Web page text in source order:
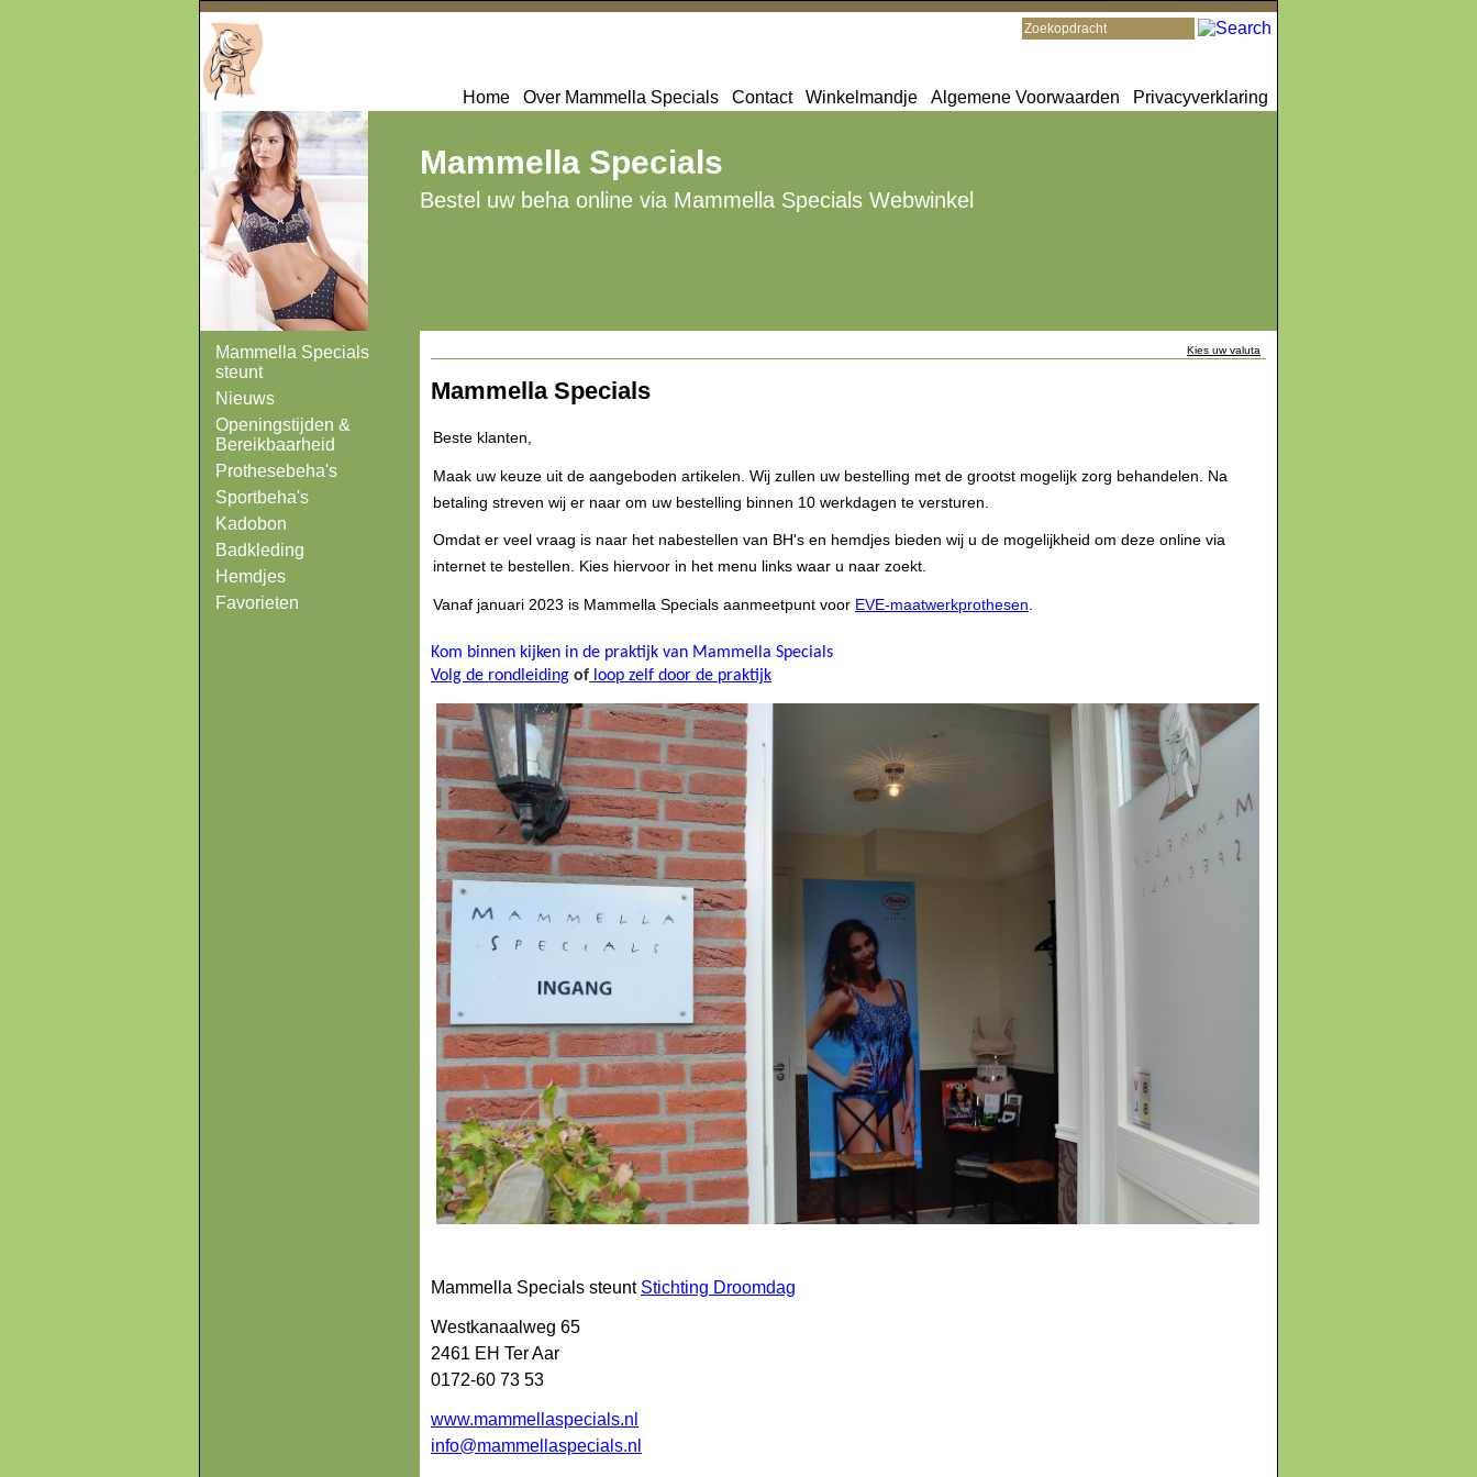
Mammella Specials
Bestel uw beha online via Mammella Specials Webwinkel
Home Over Mammella Specials Contact Winkelmandje Algemene Voorwaarden Privacyverklaring
Mammella Specials
steunt
Nieuws
Openingstijden &
Bereikbaarheid
Prothesebeha's
Sportbeha's
Kadobon
Badkleding
Hemdjes
Favorieten
Kies uw valuta
Mammella Specials
Beste klanten,
Maak uw keuze uit de aangeboden artikelen. Wij zullen uw bestelling met de grootst mogelijk zorg behandelen. Na
betaling streven wij er naar om uw bestelling binnen 10 werkdagen te versturen.
Omdat er veel vraag is naar het nabestellen van BH's en hemdjes bieden wij u de mogelijkheid om deze online via
internet te bestellen. Kies hiervoor in het menu links waar u naar zoekt.
Vanaf januari 2023 is Mammella Specials aanmeetpunt voor EVE-maatwerkprothesen
Kom binnen kijken in de praktijk van Mammella Specials
Volg de rondleiding of loop zelf door de praktijk
Mammella Specials steunt Stichting Droomdag
Westkanaalweg 65
2461 EH Ter Aar
0172-60 73 53
www.mammellaspecials.nl
info@mammellaspecials.nl